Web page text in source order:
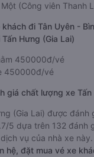
(Công viên Thanh
khách đi Tân Uyên -
Hưng (Gia Lai)
450000đ/vé
450000đ/vé
giá chất lượng xe Tấn
(Gia Lai) được đánh
5 dựa trên 132 đánh
vụ của nhà xe này.
hệ, đặt mua vé xe